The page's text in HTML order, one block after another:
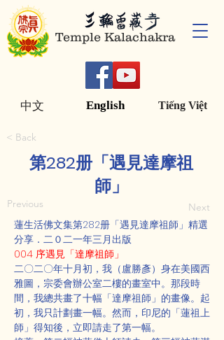
Temple Kalachakra
English Tiếng Việt
中文
< Back
第282册「遇見達摩祖
師」
Previous Next
蓮生活佛文集第282册「遇見達摩祖師」精選
分享．二０二一年三月出版
004 序遇見「達摩祖師」
二〇二〇年十月初，我（盧勝彥）身在美國西
雅圖，宗委會辦公室二樓的畫室中。那段時
間，我總共畫了十幅「達摩祖師」的畫像。起
初，我只計劃畫一幅。然而，印尼的「蓮祖上
師」得知後，立即請走了第一幅。